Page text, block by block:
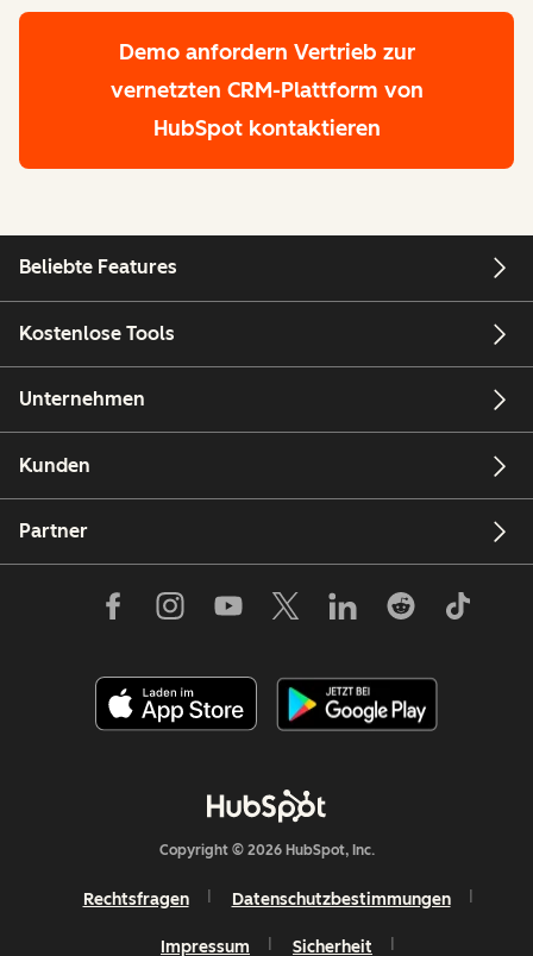
Demo anfordern Vertrieb zur
vernetzten CRM-Plattform von
HubSpot kontaktieren
Beliebte Features
Kostenlose Tools
Unternehmen
Kunden
Partner
Copyright © 2026 HubSpot, Inc.
Rechtsfragen Datenschutzbestimmungen
Impressum Sicherheit